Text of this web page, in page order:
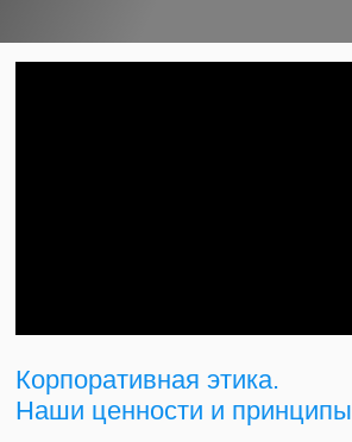
Корпоративная этика.
Наши ценности и принципы